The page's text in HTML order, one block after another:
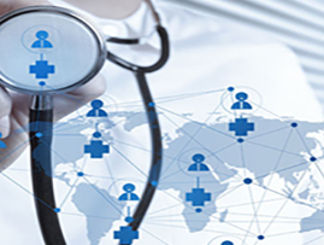
医疗技术 药房明